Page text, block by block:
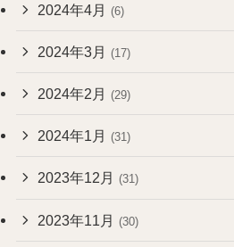
2024年4月 (6)
2024年3月 (17)
2024年2月 (29)
2024年1月 (31)
2023年12月 (31)
2023年11月 (30)